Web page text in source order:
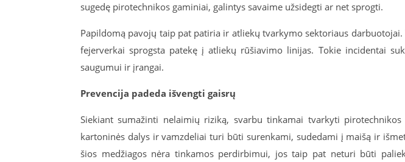
sugedę pirotechnikos gaminiai, galintys savaime užsidegti ar net sprogti.
Papildomą pavojų taip pat patiria ir atliekų tvarkymo sektoriaus
fejerverkai sprogsta patekę į atliekų rūšiavimo linijas. Tokie incidentai
saugumui ir įrangai.
Prevencija padeda išvengti gaisrų
Siekiant sumažinti nelaimių riziką, svarbu tinkamai tvarkyti
kartoninės dalys ir vamzdeliai turi būti surenkami, sudedami į maišą ir
šios medžiagos nėra tinkamos perdirbimui, jos taip pat neturi būti